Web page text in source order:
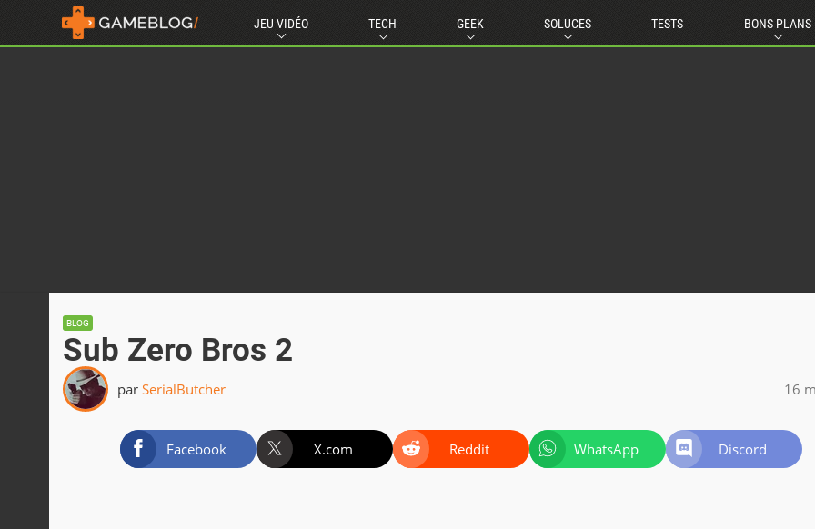
JEU VIDÉO TECH GEEK SOLUCES TESTS BONS PLANS
BLOG
Sub Zero Bros 2
par SerialButcher 16
Facebook X.com Reddit WhatsApp Discord